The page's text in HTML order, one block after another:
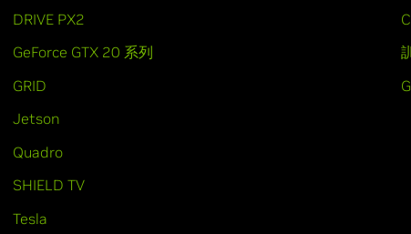
DRIVE PX2
GeForce GTX 20 系列
GRID
Jetson
Quadro
SHIELD TV
Tesla